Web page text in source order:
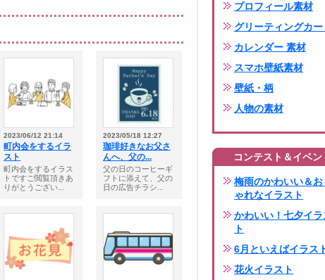
2023/06/12 21:14
町内会をするイラ
スト
町内会をするイラス
トですご閲覧頂きあ
りがとうござい...
2023/05/18 12:27
珈琲好きなお父さ
んへ、父の...
父の日のコーヒーギ
フトに添えて、父の
日の広告チラシ...
プロフィール素材
グリーティングカー
カレンダー 素材
スマホ壁紙素材
壁紙・柄
人物の素材
コンテスト＆イベン
梅雨のかわいい＆お
ゃれなイラスト
かわいい！七夕イラ
ト
6月といえばイラス
花火イラスト